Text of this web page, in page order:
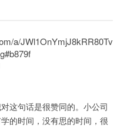
a/JWl1OnYmjJ8kRR80Tv
这句话是很赞同的。小公司
的时间，没有思的时间，很